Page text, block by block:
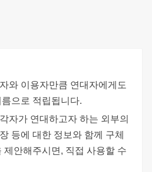
와 이용자만큼 연대자에게도
름으로 적립됩니다.
자가 연대하고자 하는 외부의
등에 대한 정보와 함께 구체
제안해주시면, 직접 사용할 수